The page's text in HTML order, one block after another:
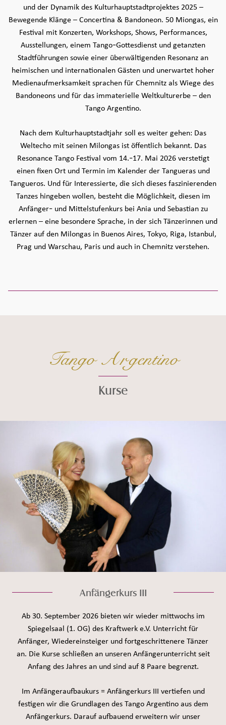
und der Dynamik des Kulturhauptstadtprojektes 2025 –
Bewegende Klänge – Concertina & Bandoneon. 50 Miongas, ein
Festival mit Konzerten, Workshops, Shows, Performances,
Ausstellungen, einem Tango-Gottesdienst und getanzten
Stadtführungen sowie einer überwältigenden Resonanz an
heimischen und internationalen Gästen und unerwartet hoher
Medienaufmerksamkeit sprachen für Chemnitz als Wiege des
Bandoneons und für das immaterielle Weltkulturerbe – den
Tango Argentino.
Nach dem Kulturhauptstadtjahr soll es weiter gehen: Das
Weltecho mit seinen Milongas ist öffentlich bekannt. Das
Resonance Tango Festival vom 14.-17. Mai 2026 verstetigt
einen fixen Ort und Termin im Kalender der Tangueras und
Tangueros. Und für Interessierte, die sich dieses faszinierenden
Tanzes hingeben wollen, besteht die Möglichkeit, diesen im
Anfänger- und Mittelstufenkurs bei Ania und Sebastian zu
erlernen – eine besondere Sprache, in der sich Tänzerinnen und
Tänzer auf den Milongas in Buenos Aires, Tokyo, Riga, Istanbul,
Prag und Warschau, Paris und auch in Chemnitz verstehen.
Tango Argentino
Kurse
Anfängerkurs III
Ab 30. September 2026 bieten wir wieder mittwochs im
Spiegelsaal (1. OG) des Kraftwerk e.V. Unterricht für
Anfänger, Wiedereinsteiger und fortgeschrittenere Tänzer
an. Die Kurse schließen an unseren Anfängerunterricht seit
Anfang des Jahres an und sind auf 8 Paare begrenzt.
Im Anfängeraufbaukurs = Anfängerkurs III vertiefen und
festigen wir die Grundlagen des Tango Argentino aus dem
Anfängerkurs. Darauf aufbauend erweitern wir unser